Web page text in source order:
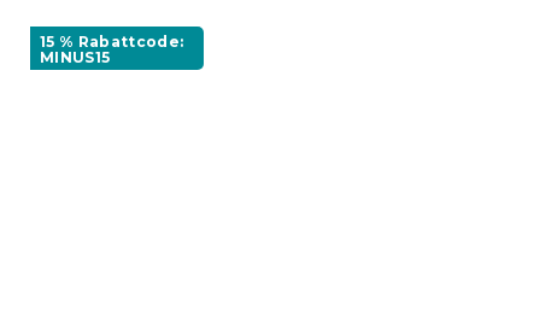
15 % Rabattcode:
MINUS15